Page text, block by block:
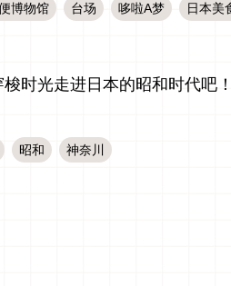
博物馆 台场 哆啦A梦 日本美
时光走进日本的昭和时代吧！
昭和 神奈川